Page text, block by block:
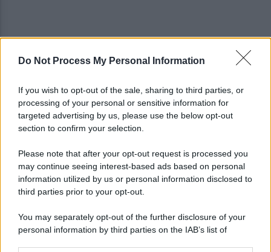
Do Not Process My Personal Information
If you wish to opt-out of the sale, sharing to third parties, or
processing of your personal or sensitive information for
targeted advertising by us, please use the below opt-out
section to confirm your selection.
Please note that after your opt-out request is processed you
may continue seeing interest-based ads based on personal
information utilized by us or personal information disclosed to
third parties prior to your opt-out.
You may separately opt-out of the further disclosure of your
personal information by third parties on the IAB’s list of
Il Cilento alza gli occhi al cielo: una serata per
Vandalizzata la villa intitolata a Falcone e
Borsellino, il caso in Parlamento